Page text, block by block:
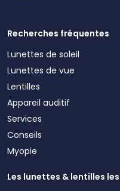
Recherches fréquentes
Lunettes de soleil
Lunettes de vue
Lentilles
Appareil auditif
Services
Conseils
Myopie
Les lunettes & lentilles